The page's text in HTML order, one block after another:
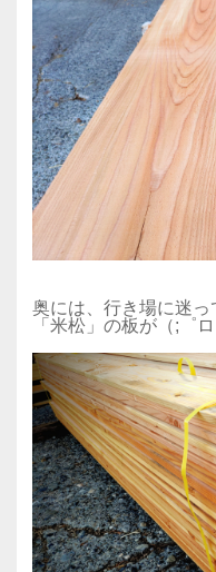
奥には、行き場に迷
「米松」の板が（;゜ロ